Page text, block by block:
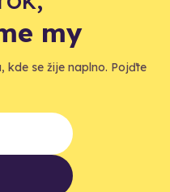
my
kde se žije naplno. Pojďte